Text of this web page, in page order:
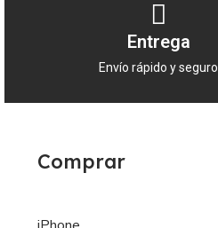
Entrega
Envío rápido y seguro
Comprar